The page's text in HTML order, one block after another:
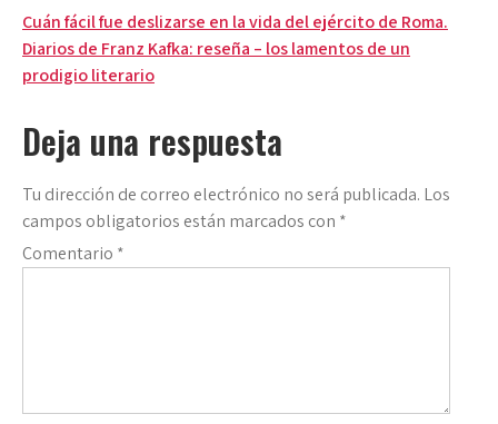
Navegación
de
entradas
Cuán fácil fue deslizarse en la vida del ejército de Roma.
Diarios de Franz Kafka: reseña – los lamentos de un
prodigio literario
Deja una respuesta
Tu dirección de correo electrónico no será publicada. Los
campos obligatorios están marcados con *
Comentario *